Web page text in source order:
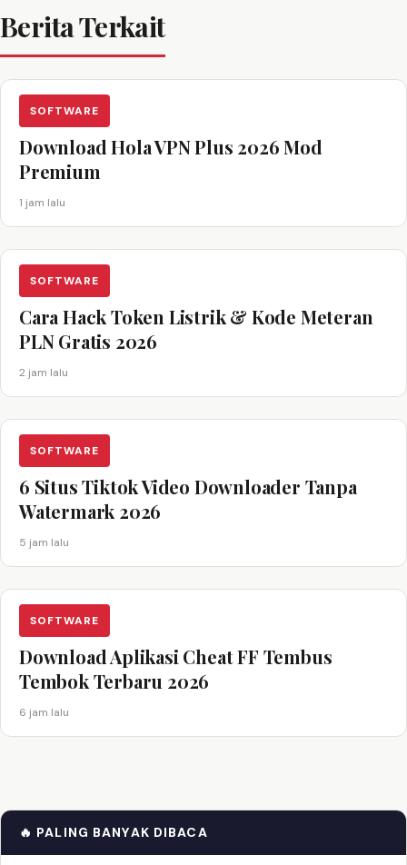
Berita Terkait
SOFTWARE
Download Hola VPN Plus 2026 Mod
Premium
1 jam lalu
SOFTWARE
Cara Hack Token Listrik & Kode Meteran
PLN Gratis 2026
2 jam lalu
SOFTWARE
6 Situs Tiktok Video Downloader Tanpa
Watermark 2026
5 jam lalu
SOFTWARE
Download Aplikasi Cheat FF Tembus
Tembok Terbaru 2026
6 jam lalu
🔥 PALING BANYAK DIBACA